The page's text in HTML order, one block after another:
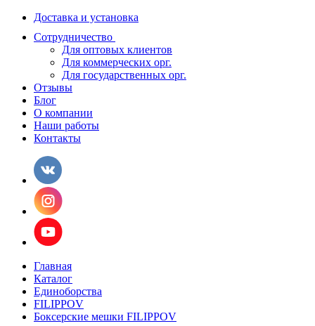
Доставка и установка
Сотрудничество
Для оптовых клиентов
Для коммерческих орг.
Для государственных орг.
Отзывы
Блог
О компании
Наши работы
Контакты
Главная
Каталог
Единоборства
FILIPPOV
Боксерские мешки FILIPPOV